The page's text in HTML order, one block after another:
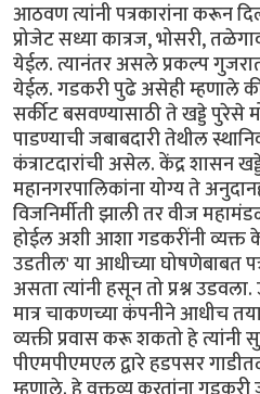
आठवण त्यांनी पत्रकारांना करून
प्रोजेट सध्या कात्रज, भोसरी,
येईल. त्यानंतर असले प्रकल्प
येईल. गडकरी पुढे असेही म्हणाले
सर्कीट बसवण्यासाठी ते खड्डे पुरेसे
पाडण्याची जबाबदारी तेथील
कंत्राटदारांची असेल. केंद्र शासन
महानगरपालिकांना योग्य ते
विजनिर्मीती झाली तर वीज
होईल अशी आशा गडकरींनी
उडतील' या आधीच्या घोषणेबाबत
असता त्यांनी हसून तो प्रश्न
मात्र चाकणच्या कंपनीने आधीच
व्यक्ती प्रवास करू शकतो हे
पीएमपीएमएल द्वारे हडपसर